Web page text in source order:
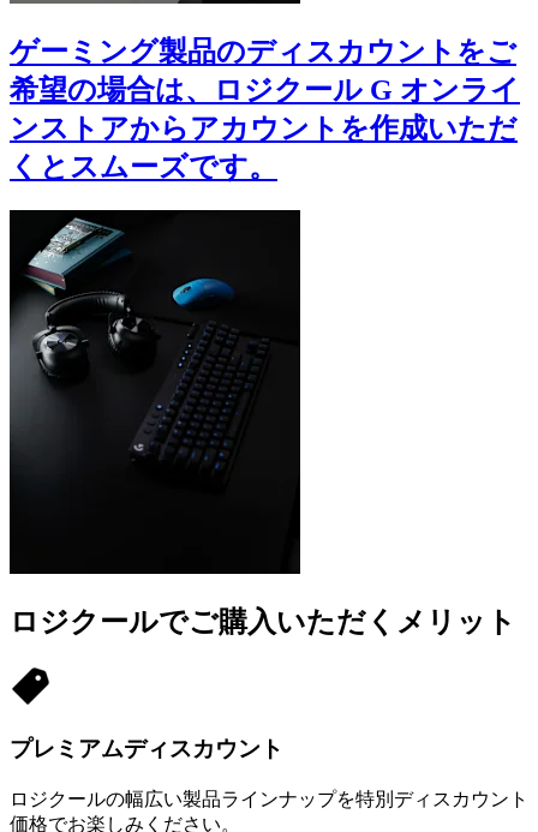
ゲーミング製品のディスカウントをご
希望の場合は、ロジクール G オンライ
ンストアからアカウントを作成いただ
くとスムーズです。
ロジクールでご購入いただくメリット
プレミアムディスカウント
ロジクールの幅広い製品ラインナップを特別ディスカウント
価格でお楽しみください。